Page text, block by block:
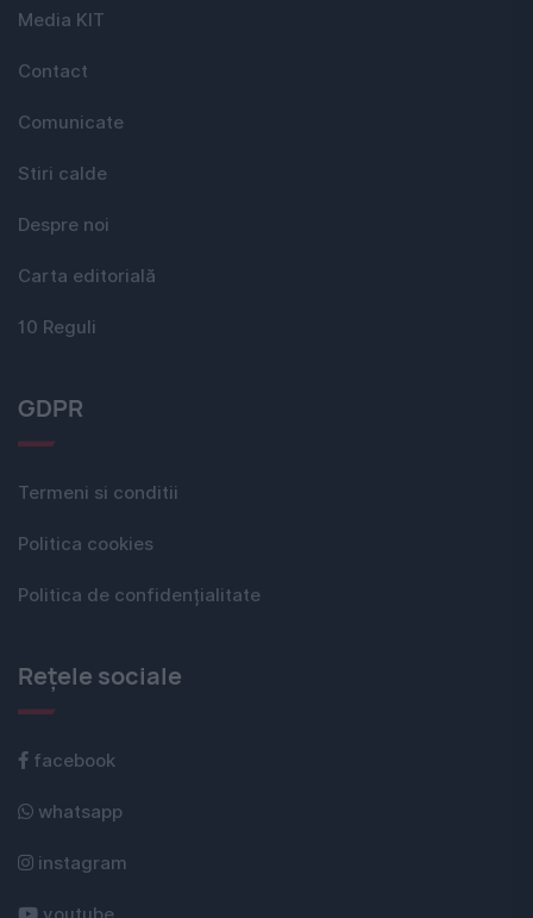
Media KIT
Contact
Comunicate
Stiri calde
Despre noi
Carta editorială
10 Reguli
GDPR
Termeni si conditii
Politica cookies
Politica de confidențialitate
Rețele sociale
facebook
whatsapp
instagram